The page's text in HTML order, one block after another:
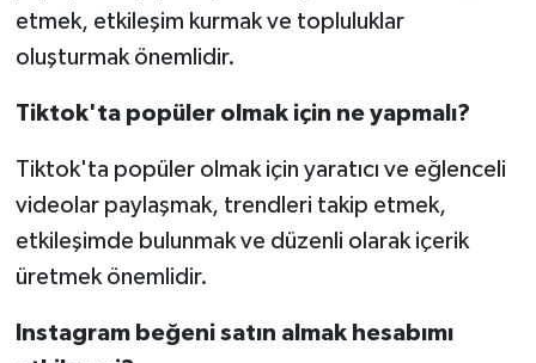
etmek, etkileşim kurmak ve topluluklar
oluşturmak önemlidir.
Tiktok'ta popüler olmak için ne yapmalı?
Tiktok'ta popüler olmak için yaratıcı ve eğlenceli
videolar paylaşmak, trendleri takip etmek,
etkileşimde bulunmak ve düzenli olarak içerik
üretmek önemlidir.
Instagram beğeni satın almak hesabımı